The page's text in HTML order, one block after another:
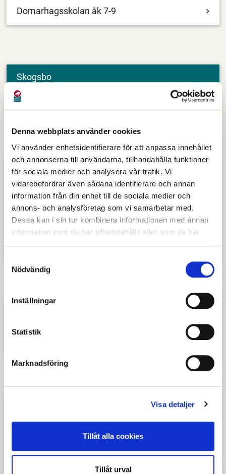
Denna webbplats använder cookies
Vi använder enhetsidentifierare för att anpassa innehållet
och annonserna till användarna, tillhandahålla funktioner
för sociala medier och analysera vår trafik. Vi
vidarebefordrar även sådana identifierare och annan
information från din enhet till de sociala medier och
annons- och analysföretag som vi samarbetar med.
Dessa kan i sin tur kombinera informationen med annan
information som du har tillhandahållit eller som de har
Nödvändig
Inställningar
Statistik
Marknadsföring
Visa detaljer
Tillåt alla cookies
Tillåt urval
Domarhagsskolan åk 7-9
Skogsbo
Skogsbo skola åk F-6
Krylbo - Karlbo
Krylbo skola åk F-3
Åvestadalskolan åk 7-9
Fors skola åk F-6